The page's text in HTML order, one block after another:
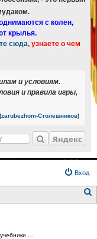
с колен,
крылья.
сюда, узнаете о чем
и условиям.
и правила игры,
(zarubezhom-Столешников)
Яндекс
Вход
...